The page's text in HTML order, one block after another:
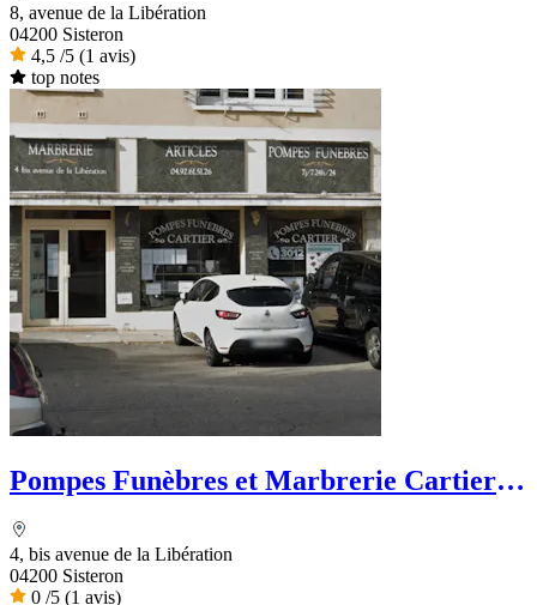
8, avenue de la Libération
04200 Sisteron
4,5 /5 (1 avis)
top notes
Pompes Funèbres et Marbrerie Cartier -
4, bis avenue de la Libération
04200 Sisteron
0 /5 (1 avis)